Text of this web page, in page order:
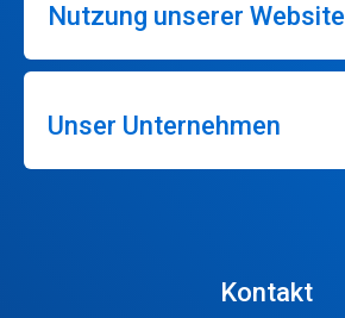
Nutzung unserer Website
Unser Unternehmen
Kontakt